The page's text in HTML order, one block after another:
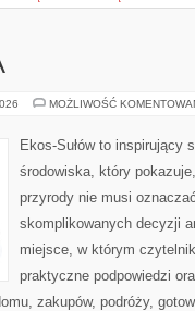
MOŻLIWOŚĆ
Ekos-Sułów to inspirujący
środowiska, który
przyrody nie musi
skomplikowanych decyzji
miejsce, w którym
praktyczne podpowiedzi
zakupów, podróży,